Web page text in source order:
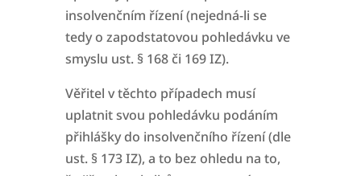
insolvenčním řízení (nejedná-li se
tedy o zapodstatovou pohledávku ve
smyslu ust. § 168 či 169 IZ).
Věřitel v těchto případech musí
uplatnit svou pohledávku podáním
přihlášky do insolvenčního řízení (dle
ust. § 173 IZ), a to bez ohledu na to,